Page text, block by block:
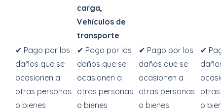
carga,
Vehículos de
transporte
✔ Pago por los
daños que se
ocasionen a
otras personas
o bienes
✔ Pago por los
daños que se
ocasionen a
otras personas
o bienes
✔ Pago por los
daños que se
ocasionen a
otras personas
o bienes
✔
o